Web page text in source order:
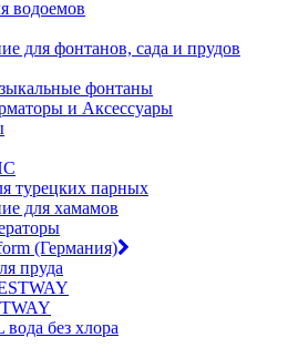
водоемов
для фонтанов, сада и прудов
фонтаны
и Аксессуары
турецких парных
для хамамов
(Германия)
пруда
без хлора